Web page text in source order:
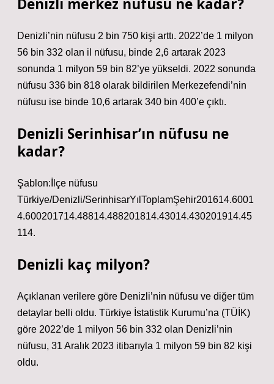
Denizli merkez nüfusu ne kadar?
Denizli’nin nüfusu 2 bin 750 kişi arttı. 2022’de 1 milyon
56 bin 332 olan il nüfusu, binde 2,6 artarak 2023
sonunda 1 milyon 59 bin 82’ye yükseldi. 2022 sonunda
nüfusu 336 bin 818 olarak bildirilen Merkezefendi’nin
nüfusu ise binde 10,6 artarak 340 bin 400’e çıktı.
Denizli Serinhisar’ın nüfusu ne
kadar?
Şablon:İlçe nüfusu
Türkiye/Denizli/SerinhisarYılToplamŞehir201614.6001
4.600201714.48814.488201814.43014.430201914.45
114.
Denizli kaç milyon?
Açıklanan verilere göre Denizli’nin nüfusu ve diğer tüm
detaylar belli oldu. Türkiye İstatistik Kurumu’na (TÜİK)
göre 2022’de 1 milyon 56 bin 332 olan Denizli’nin
nüfusu, 31 Aralık 2023 itibarıyla 1 milyon 59 bin 82 kişi
oldu.